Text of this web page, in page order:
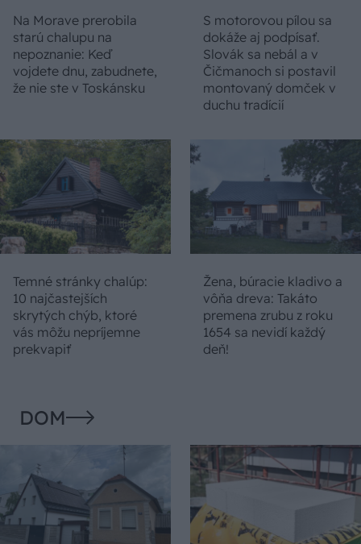
Na Morave prerobila
starú chalupu na
nepoznanie: Keď
vojdete dnu, zabudnete,
že nie ste v Toskánsku
S motorovou pílou sa
dokáže aj podpísať.
Slovák sa nebál a v
Čičmanoch si postavil
montovaný domček v
duchu tradícií
Temné stránky chalúp:
10 najčastejších
skrytých chýb, ktoré
vás môžu nepríjemne
prekvapiť
Žena, búracie kladivo a
vôňa dreva: Takáto
premena zrubu z roku
1654 sa nevidí každý
deň!
DOM